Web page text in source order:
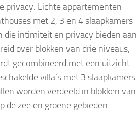
privacy. Lichte appartementen
met 2, 3 en 4 slaapkamers
die intimiteit en privacy bieden aan
over blokken van drie niveaus,
gecombineerd met een uitzicht
villa’s met 3 slaapkamers
worden verdeeld in blokken van
de zee en groene gebieden.